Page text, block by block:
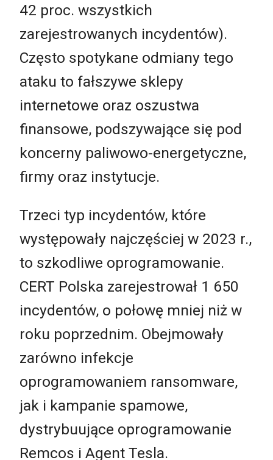
42 proc. wszystkich
zarejestrowanych incydentów).
Często spotykane odmiany tego
ataku to fałszywe sklepy
internetowe oraz oszustwa
finansowe, podszywające się pod
koncerny paliwowo-energetyczne,
firmy oraz instytucje.
Trzeci typ incydentów, które
występowały najczęściej w 2023 r.,
to szkodliwe oprogramowanie.
CERT Polska zarejestrował 1 650
incydentów, o połowę mniej niż w
roku poprzednim. Obejmowały
zarówno infekcje
oprogramowaniem ransomware,
jak i kampanie spamowe,
dystrybuujące oprogramowanie
Remcos i Agent Tesla.